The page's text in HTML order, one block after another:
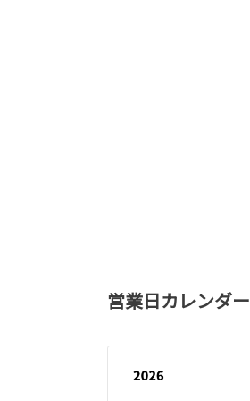
営業日カレンダー